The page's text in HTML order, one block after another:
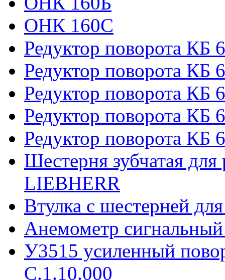
ОНК 160С
Редуктор поворота КБ
Редуктор поворота КБ
Редуктор поворота КБ
Редуктор поворота КБ
Редуктор поворота КБ
Шестерня зубчатая
LIEBHERR
Втулка с шестерней
Анемометр
У3515 усиленный
С.1.10.000